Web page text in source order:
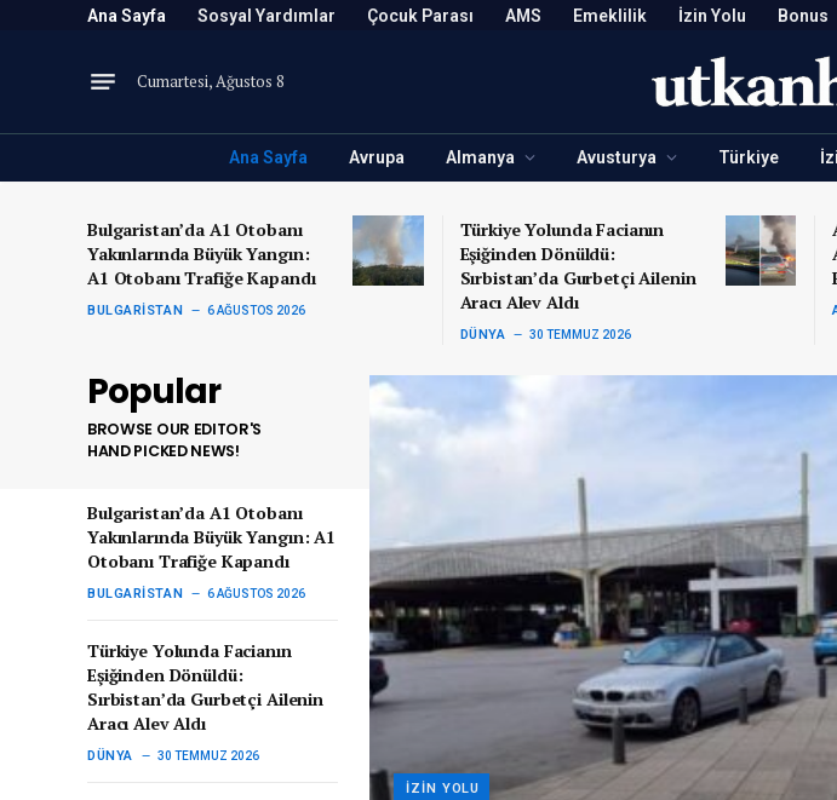
Ana Sayfa Sosyal Yardımlar Çocuk Parası AMS Emeklilik İzin Yolu Bonus
Cumartesi, Ağustos 8
Ana Sayfa Avrupa Almanya Avusturya Türkiye
Bulgaristan’da A1 Otobanı
Yakınlarında Büyük Yangın:
A1 Otobanı Trafiğe Kapandı
BULGARISTAN 6 AĞUSTOS 2026
Türkiye Yolunda Facianın
Eşiğinden Dönüldü:
Sırbistan’da Gurbetçi Ailenin
Aracı Alev Aldı
DÜNYA 30 TEMMUZ 2026
Popular
BROWSE OUR EDITOR'S
HAND PICKED NEWS!
Bulgaristan’da A1 Otobanı
Yakınlarında Büyük Yangın: A1
Otobanı Trafiğe Kapandı
BULGARISTAN 6 AĞUSTOS 2026
Türkiye Yolunda Facianın
Eşiğinden Dönüldü:
Sırbistan’da Gurbetçi Ailenin
Aracı Alev Aldı
DÜNYA 30 TEMMUZ 2026
İZIN YOLU